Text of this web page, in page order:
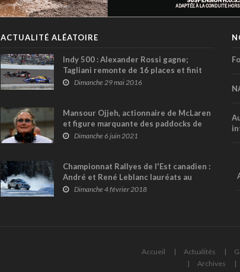
ACTUALITÉ ALÉATOIRE
Indy 500 : Alexander Rossi gagne;
Tagliani remonte de 16 places et finit
17ème
Dimanche 29 mai 2016
Mansour Ojjeh, actionnaire de McLaren
et figure marquante des paddocks de
F1 depuis 1979, est décédé
Dimanche 6 juin 2021
Championnat Rallyes de l'Est canadien :
André et René Leblanc lauréats au
Perce-Neige
Dimanche 4 février 2018
Accueil Actualités
Archives